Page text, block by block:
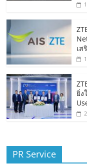
เส
ยิ่ง
PR Service